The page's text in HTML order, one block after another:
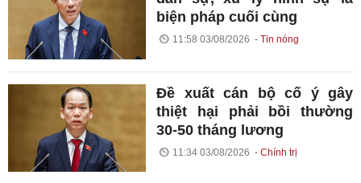
biện pháp cuối cùng
11:58 03/08/2026 Tin nóng
Đề xuất cán bộ cố ý gây
thiệt hại phải bồi thường
30-50 tháng lương
11:34 03/08/2026 Chính trị